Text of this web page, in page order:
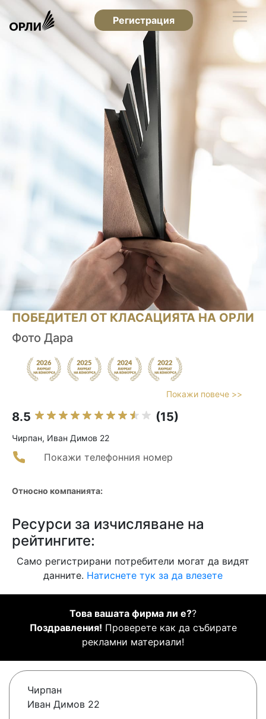
Регистрация
ПОБЕДИТЕЛ ОТ КЛАСАЦИЯТА НА ОРЛИ
Фото Дара
Покажи повече >>
8.5 (15)
Чирпан, Иван Димов 22
Покажи телефонния номер
Относно компанията:
Ресурси за изчисляване на
рейтингите:
Само регистрирани потребители могат да видят
данните. Натиснете тук за да влезете
Това вашата фирма ли е??
Поздравления! Проверете как да събирате
рекламни материали!
Чирпан
Иван Димов 22